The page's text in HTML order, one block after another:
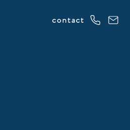
contact